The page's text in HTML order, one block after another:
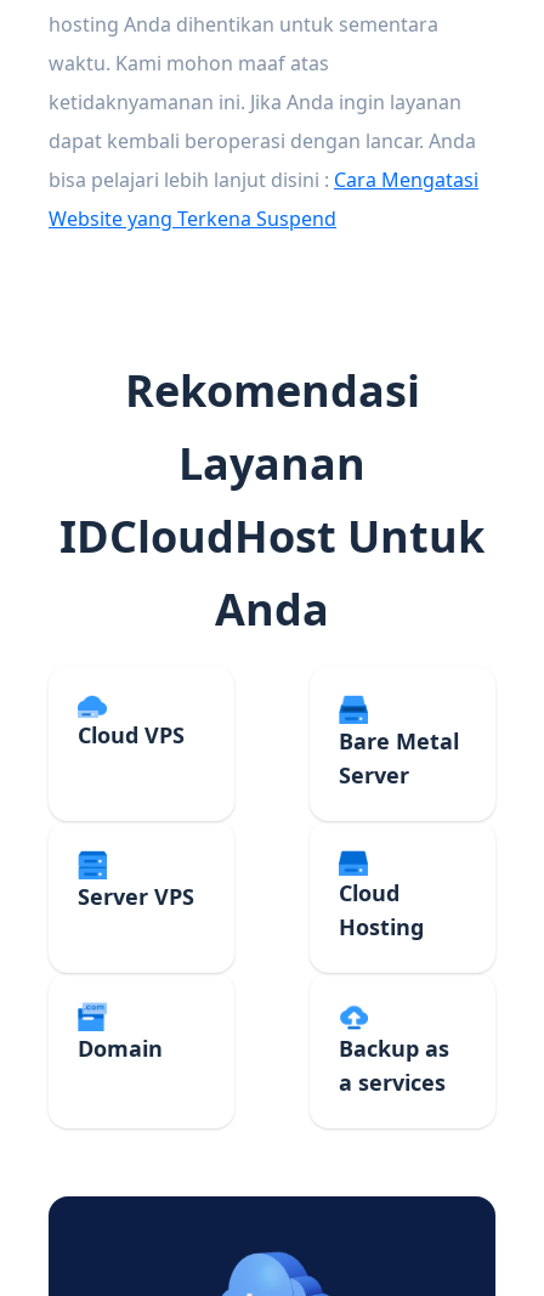
hosting Anda dihentikan untuk sementara
waktu. Kami mohon maaf atas
ketidaknyamanan ini. Jika Anda ingin layanan
dapat kembali beroperasi dengan lancar. Anda
bisa pelajari lebih lanjut disini : Cara Mengatasi
Website yang Terkena Suspend
Rekomendasi
Layanan
IDCloudHost Untuk
Anda
Cloud VPS
Bare Metal
Server
Server VPS
Cloud
Hosting
Domain
Backup as
a services